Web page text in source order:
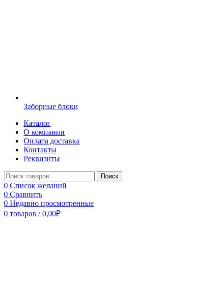
Заборные блоки
Каталог
О компании
Оплата доставка
Контакты
Реквизиты
Поиск
0 Список желаний
0 Сравнить
0 Недавно просмотренные
0 товаров / 0,00₽